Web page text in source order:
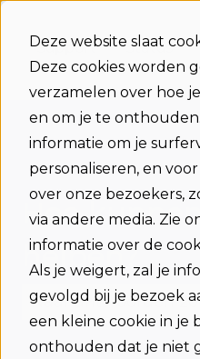
Deze website slaat
Deze cookies worden
verzamelen over hoe
en om je te
informatie om je
personaliseren, en
over onze bezoekers,
via andere media. Zie
informatie over de
Als je weigert, zal je
gevolgd bij je bezoek
een kleine cookie in je
onthouden dat je niet
Support
home
Status
Hoe
helpen?
Er zijn geen